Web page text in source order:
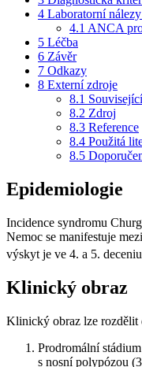
4 Laboratorní
4.1 ANCA
5 Léčba
6 Závěr
7 Odkazy
8 Externí zdroje
8.1
8.2 Zdroj
8.3 Reference
8.4 Použitá
8.5
Epidemiologie
Incidence syndromu
Nemoc se manifestuje
výskyt je ve 4. a 5.
Klinický obraz
Klinický obraz lze rozdělit
Prodromální
s nosní polypózou